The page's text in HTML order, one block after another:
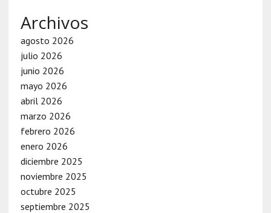
Archivos
agosto 2026
julio 2026
junio 2026
mayo 2026
abril 2026
marzo 2026
febrero 2026
enero 2026
diciembre 2025
noviembre 2025
octubre 2025
septiembre 2025